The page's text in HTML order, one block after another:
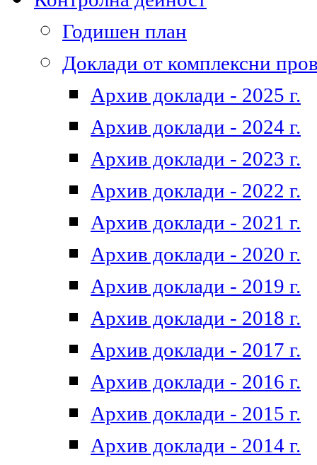
Годишен план
Доклади от комплексни
Архив доклади - 2025 г.
Архив доклади - 2024 г.
Архив доклади - 2023 г.
Архив доклади - 2022 г.
Архив доклади - 2021 г.
Архив доклади - 2020 г.
Архив доклади - 2019 г.
Архив доклади - 2018 г.
Архив доклади - 2017 г.
Архив доклади - 2016 г.
Архив доклади - 2015 г.
Архив доклади - 2014 г.